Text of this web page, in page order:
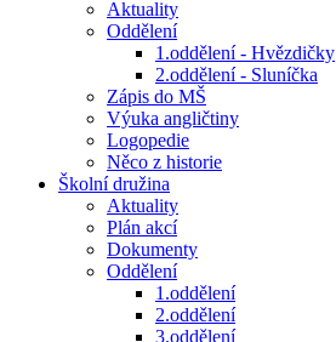
Aktuality
Oddělení
1.oddělení - Hvězdičky
2.oddělení - Sluníčka
Zápis do MŠ
Výuka angličtiny
Logopedie
Něco z historie
Školní družina
Aktuality
Plán akcí
Dokumenty
Oddělení
1.oddělení
2.oddělení
3.oddělení